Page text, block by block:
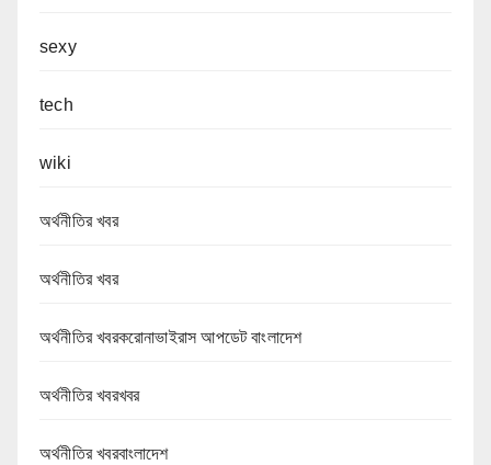
sexy
tech
wiki
অর্থনীতির খবর
অর্থনীতির খবর
অর্থনীতির খবরকরোনাভাইরাস আপডেট বাংলাদেশ
অর্থনীতির খবরখবর
অর্থনীতির খবরবাংলাদেশ